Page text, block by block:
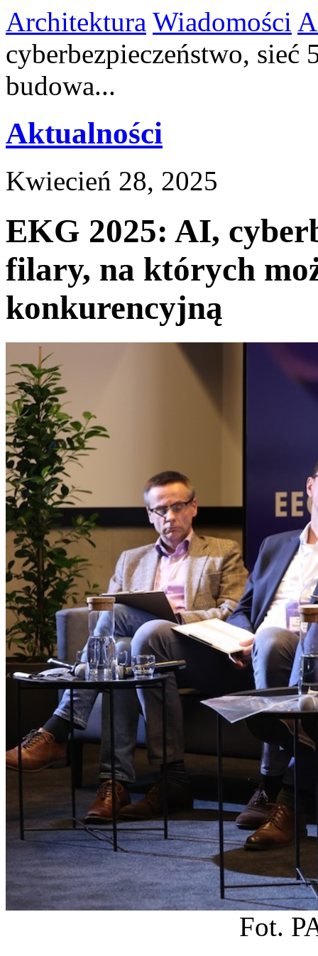
Architektura Wiadomości
cyberbezpieczeństwo,
budowa...
Aktualności
Kwiecień 28, 2025
EKG 2025: AI,
filary, na których
konkurencyjną
Fot.